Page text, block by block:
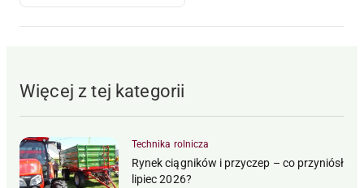
Więcej z tej kategorii
Technika rolnicza
Rynek ciągników i przyczep – co przyniósł
lipiec 2026?